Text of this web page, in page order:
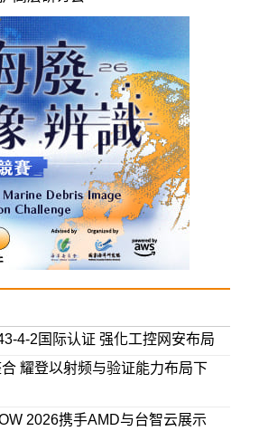
4-2国际认证 强化工控网安布局
耀登以射频与验证能力布局下
2026携手AMD与台智云展示